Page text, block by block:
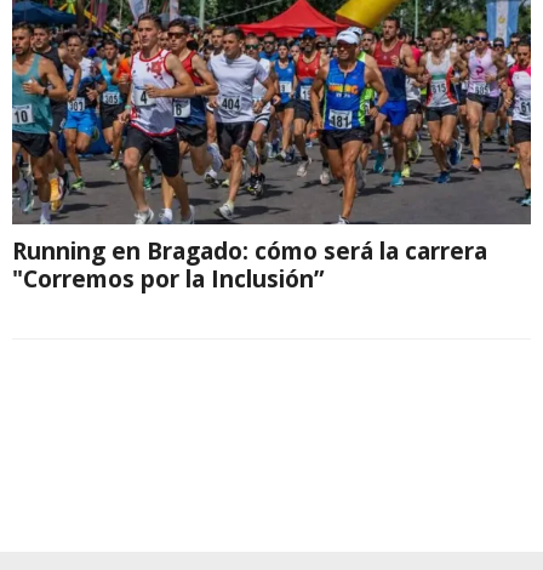
Running en Bragado: cómo será la carrera
"Corremos por la Inclusión”